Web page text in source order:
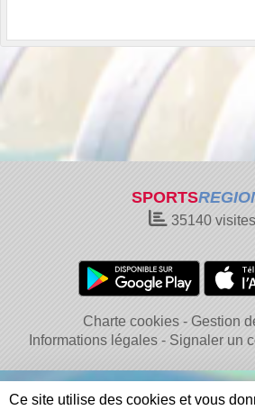
SPORTS
35140visites
Charte cookies
Gestion
Informations légales
Signaler un
Ce site utilise des cookies et vous